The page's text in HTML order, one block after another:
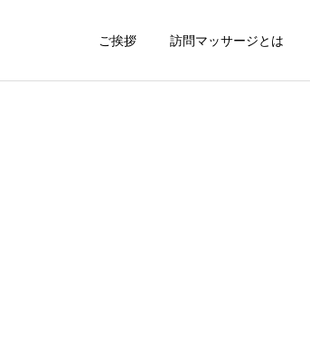
ご挨拶 訪問マッサージとは